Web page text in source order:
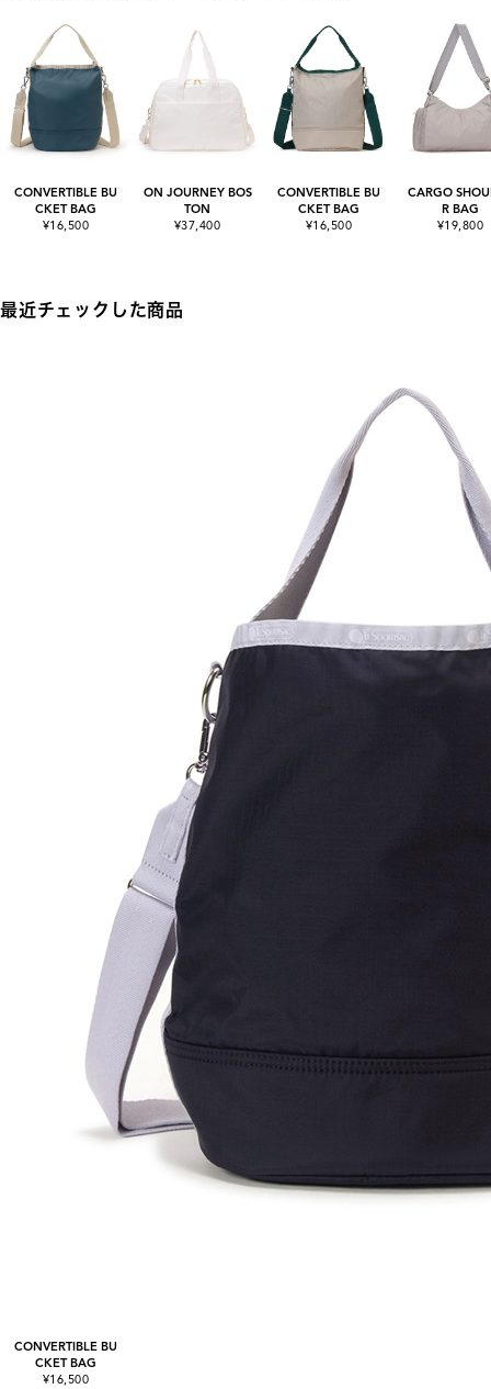
CONVERTIBLE BU
CKET BAG
¥16,500
ON JOURNEY BOS
TON
¥37,400
CONVERTIBLE BU
CKET BAG
¥16,500
CARGO
R BAG
¥19,800
最近チェックした商品
CONVERTIBLE BU
CKET BAG
¥16,500